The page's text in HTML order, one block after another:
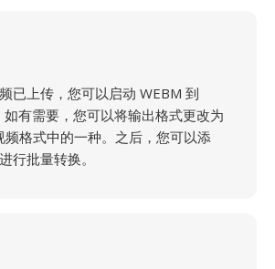
已上传，您可以启动 WEBM 到
如有需要，您可以将输出格式更改为
格式中的一种。之后，您可以添
行批量转换。